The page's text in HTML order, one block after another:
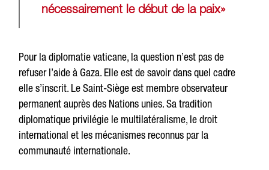
nécessairement le début de la paix»
Pour la diplomatie vaticane, la question n’est pas de
refuser l’aide à Gaza. Elle est de savoir dans quel cadre
elle s’inscrit. Le Saint-Siège est membre observateur
permanent auprès des Nations unies. Sa tradition
diplomatique privilégie le multilatéralisme, le droit
international et les mécanismes reconnus par la
communauté internationale.